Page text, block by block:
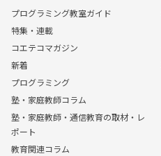
プログラミング教室ガイド
特集・連載
コエテコマガジン
新着
プログラミング
塾・家庭教師コラム
塾・家庭教師・通信教育の取材・レ
ポート
教育関連コラム